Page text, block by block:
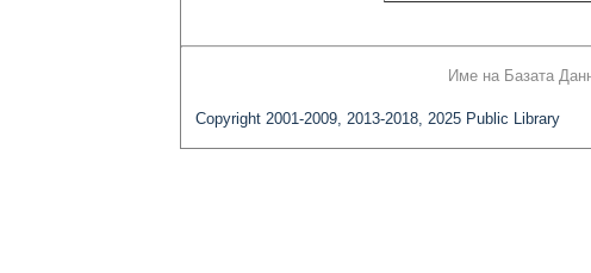
Име на Базата
Copyright 2001-2009, 2013-2018, 2025 Public Library